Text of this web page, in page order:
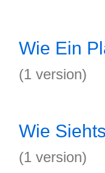
Wie Ein
(1 version)
Wie
(1 version)